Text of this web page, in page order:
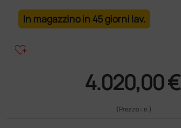
In magazzino in 45 giorni lav.
heart_plus
4.020,00 €
(Prezzo i.e.)